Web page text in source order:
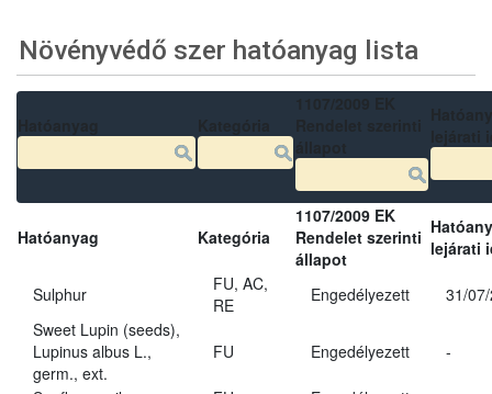
Növényvédő szer hatóanyag lista
Hatóanyag Kategória
1107/2009 EK
Rendelet szerinti
állapot
lejárati
Sulphur
FU, AC,
RE
Engedélyezett
31/
Sweet Lupin (seeds),
Lupinus albus L.,
germ., ext.
FU Engedélyezett -